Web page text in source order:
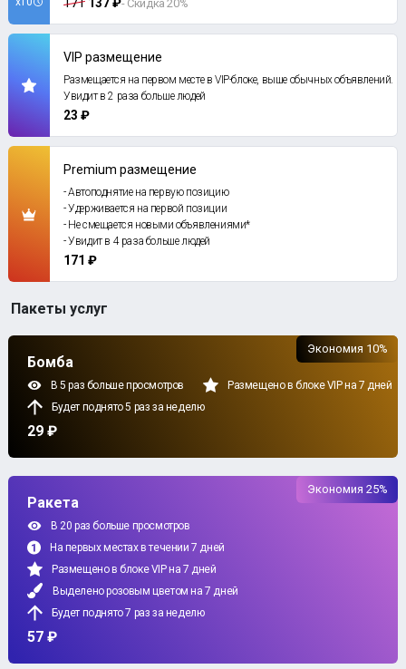
- Скидка 20%
VIP размещение
Размещается на первом месте в VIP-блоке, выше обычных объявлений.
Увидит в 2 раза больше людей
23 ₽
Premium размещение
- Автоподнятие на первую позицию
- Удерживается на первой позиции
- Не смещается новыми объявлениями*
- Увидит в 4 раза больше людей
171 ₽
Пакеты услуг
Бомба
В 5 раз больше просмотров
Размещено в блоке VIP на 7 дней
Будет поднято 5 раз за неделю
29 ₽
Экономия 10%
Ракета
В 20 раз больше просмотров
На первых местах в течении 7 дней
Размещено в блоке VIP на 7 дней
Выделено розовым цветом на 7 дней
Будет поднято 7 раз за неделю
57 ₽
Экономия 25%